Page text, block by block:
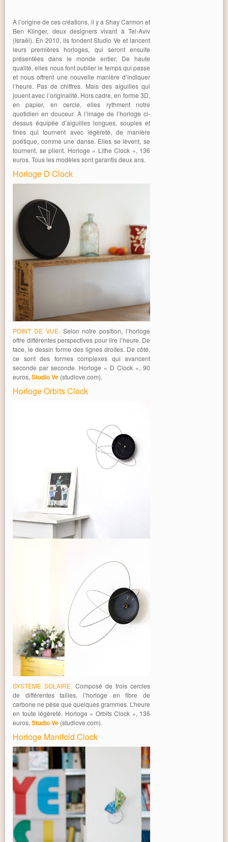
À l’origine de ces créations, il y a Shay Carmon et
Ben Klinger, deux designers vivant à Tel-Aviv
(Israël). En 2010, ils fondent Studio Ve et lancent
leurs premières horloges, qui seront ensuite
présentées dans le monde entier. De haute
qualité, elles nous font oublier le temps qui passe
et nous offrent une nouvelle manière d’indiquer
l’heure. Pas de chiffres. Mais des aiguilles qui
jouent avec l’originalité. Hors cadre, en forme 3D,
en papier, en cercle, elles rythment notre
quotidien en douceur. À l’image de l’horloge ci-
dessus équipée d’aiguilles longues, souples et
fines qui tournent avec légèreté, de manière
poétique, comme une danse. Elles se lèvent, se
tournent, se plient. Horloge « Lithe Clock », 136
euros. Tous les modèles sont garantis deux ans.
Horloge D Clock
POINT DE VUE. Selon notre position, l’horloge
offre différentes perspectives pour lire l’heure. De
face, le dessin forme des lignes droites. De côté,
ce sont des formes complexes qui avancent
seconde par seconde. Horloge « D Clock », 90
euros, Studio Ve (studiove.com).
Horloge Orbits Clock
SYSTÈME SOLAIRE. Composé de trois cercles
de différentes tailles, l’horloge en fibre de
carbone ne pèse que quelques grammes. L’heure
en toute légèreté. Horloge « Orbits Clock », 136
euros, Studio Ve (studiove.com).
Horloge Manifold Clock